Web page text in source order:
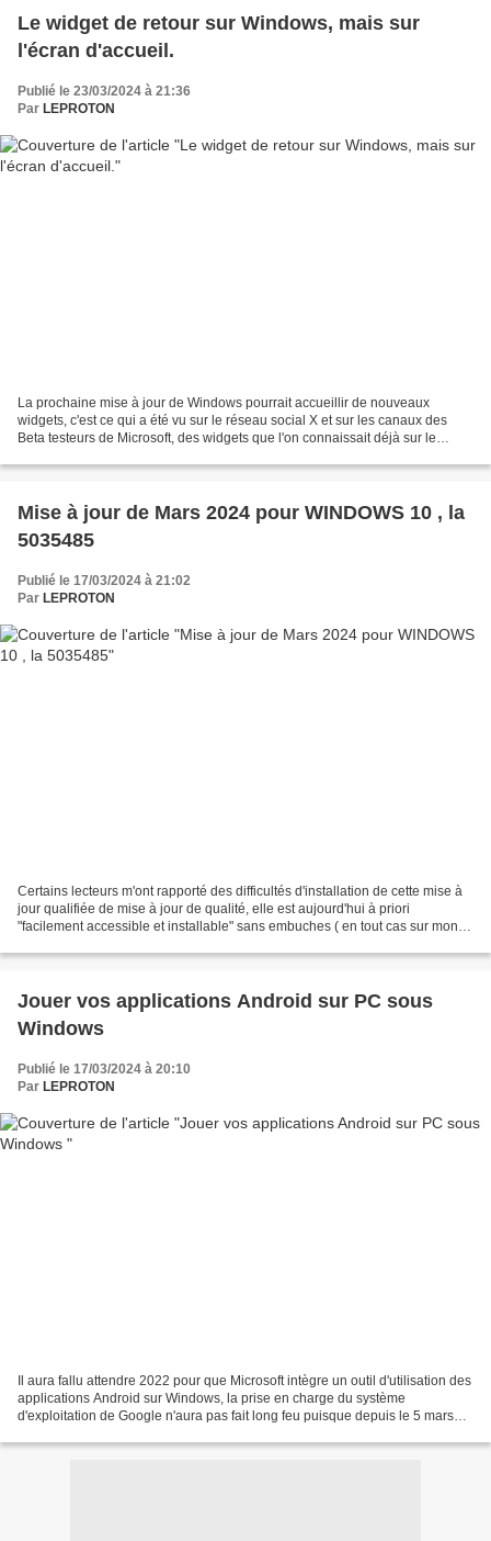
Le widget de retour sur Windows, mais sur
l'écran d'accueil.
Publié le 23/03/2024 à 21:36
Par LEPROTON
La prochaine mise à jour de Windows pourrait accueillir de nouveaux
widgets, c'est ce qui a été vu sur le réseau social X et sur les canaux des
Beta testeurs de Microsoft, des widgets que l'on connaissait déjà sur le
Mise à jour de Mars 2024 pour WINDOWS 10 , la
5035485
Publié le 17/03/2024 à 21:02
Par LEPROTON
Certains lecteurs m'ont rapporté des difficultés d'installation de cette mise à
jour qualifiée de mise à jour de qualité, elle est aujourd'hui à priori
"facilement accessible et installable" sans embuches ( en tout cas sur mon
Jouer vos applications Android sur PC sous
Windows
Publié le 17/03/2024 à 20:10
Par LEPROTON
Il aura fallu attendre 2022 pour que Microsoft intègre un outil d'utilisation des
applications Android sur Windows, la prise en charge du système
d'exploitation de Google n'aura pas fait long feu puisque depuis le 5 mars